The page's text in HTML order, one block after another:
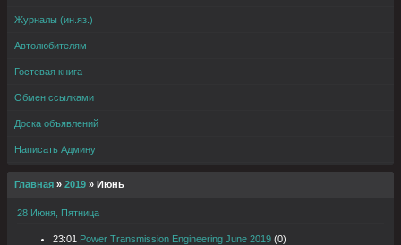
Журналы (ин.яз.)
Автолюбителям
Гостевая книга
Обмен ссылками
Доска объявлений
Написать Админу
Главная » 2019 » Июнь
28 Июня, Пятница
23:01 Power Transmission Engineering June 2019 (0)